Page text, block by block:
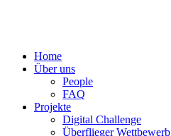
Home
Über uns
People
FAQ
Projekte
Digital Challenge
Überflieger Wettbewerb